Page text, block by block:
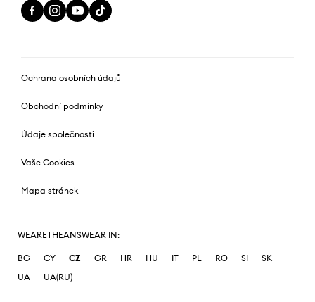
Ochrana osobních údajů
Obchodní podmínky
Údaje společnosti
Vaše Cookies
Mapa stránek
WEARETHEANSWEAR IN:
BG CY CZ GR HR HU IT PL RO SI
SK
UA
UA(RU)